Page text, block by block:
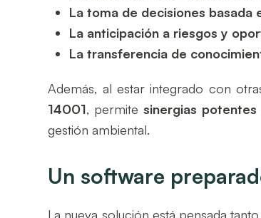
La toma de decisiones basada
La anticipación a riesgos y
La transferencia de
Además, al estar integrado con
14001, permite sinergias potentes
gestión ambiental.
Un software
La nueva solución está pensada